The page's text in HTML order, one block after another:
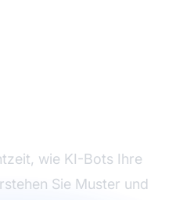
wie KI-Bots Ihre
Sie Muster und